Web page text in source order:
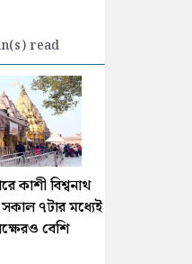
read
কাশী বিশ্বনাথ
৭টার মধ্যেই
বেশি